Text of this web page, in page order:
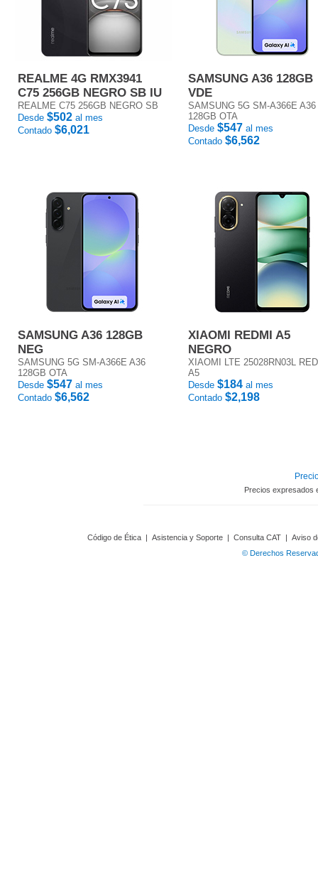
REALME 4G RMX3941
C75 256GB NEGRO SB IU
REALME C75 256GB NEGRO SB
Desde $502 al mes
Contado $6,021
SAMSUNG A36 128GB
VDE
SAMSUNG 5G SM-A366E A36
128GB OTA
Desde $547 al mes
Contado $6,562
SAMSUNG A36 128GB
NEG
SAMSUNG 5G SM-A366E A36
128GB OTA
Desde $547 al mes
Contado $6,562
XIAOMI REDMI A5
NEGRO
XIAOMI LTE 25028RN03L
A5
Desde $184 al mes
Contado $2,198
Precios expresados
Código de Ética | Asistencia y Soporte | Consulta CAT | Aviso
© Derechos